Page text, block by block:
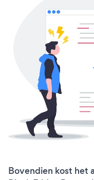
Bovendien kost het